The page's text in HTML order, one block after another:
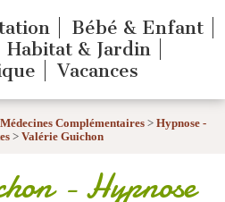
Bébé & Enfant
Habitat & Jardin
Vacances
Médecines Complémentaires > Hypnose -
> Valérie Guichon
- Hypnose